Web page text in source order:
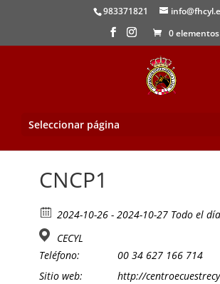
983371821
0 elementos
Seleccionar página
CNCP1
2024-10-26 - 2024-10-27 Todo el día
CECYL
Teléfono:
00 34 627 166 714
Sitio web:
http://